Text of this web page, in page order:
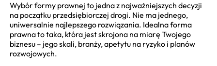
Wybór formy prawnej to jedna z najważniejszych decyzji
na początku przedsiębiorczej drogi. Nie ma jednego,
uniwersalnie najlepszego rozwiązania. Idealna forma
prawna to taka, która jest skrojona na miarę Twojego
biznesu – jego skali, branży, apetytu na ryzyko i planów
rozwojowych.